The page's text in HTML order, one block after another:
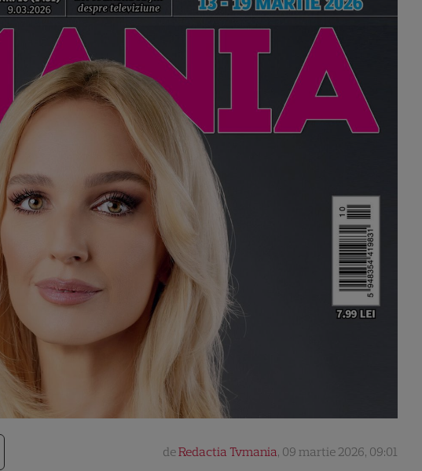
deRedactia Tvmania, 09 martie 2026, 09:01